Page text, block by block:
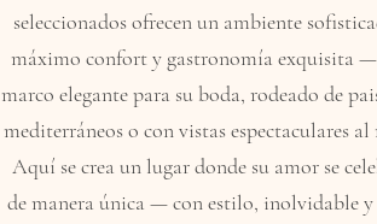
seleccionados ofrecen un ambiente
máximo confort y gastronomía exquisita
marco elegante para su boda, rodeado de
mediterráneos o con vistas espectaculares al
Aquí se crea un lugar donde su amor se
de manera única — con estilo, inolvidable y